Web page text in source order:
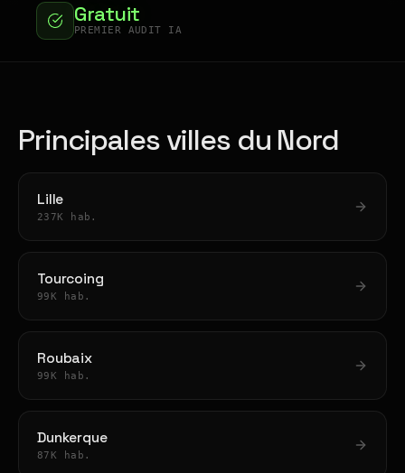
Gratuit
PREMIER AUDIT IA
Principales villes du Nord
Lille
237K hab.
Tourcoing
99K hab.
Roubaix
99K hab.
Dunkerque
87K hab.